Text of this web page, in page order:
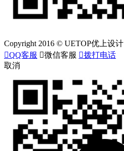
Copyright 2016 © UETOP优上设计
QQ客服 微信客服 拨打电话
取消